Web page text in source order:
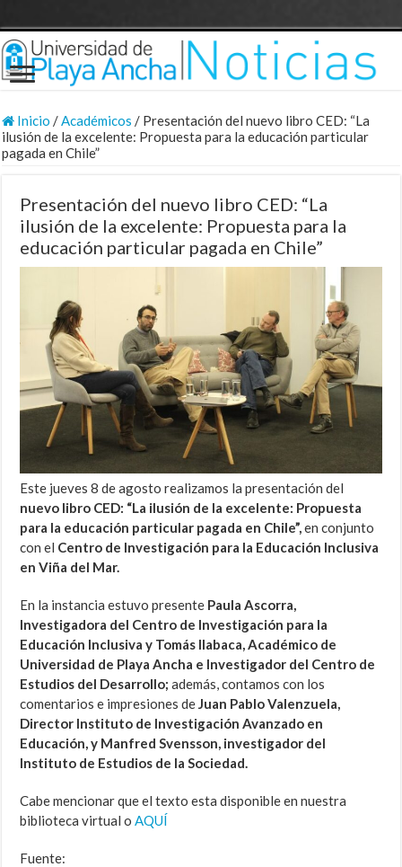
Inicio /Académicos / Presentación del nuevo libro CED: “La
ilusión de la excelente: Propuesta para la educación particular
pagada en Chile”
Presentación del nuevo libro CED: “La
ilusión de la excelente: Propuesta para la
educación particular pagada en Chile”
Este jueves 8 de agosto realizamos la presentación del
nuevo libro CED: “La ilusión de la excelente: Propuesta
para la educación particular pagada en Chile”,en conjunto
con el Centro de Investigación para la Educación Inclusiva
en Viña del Mar.
En la instancia estuvo presente Paula Ascorra,
Investigadora del Centro de Investigación para la
Educación Inclusiva y Tomás Ilabaca, Académico de
Universidad de Playa Ancha e Investigador del Centro de
Estudios del Desarrollo; además, contamos con los
comentarios e impresiones deJuan Pablo Valenzuela,
Director Instituto de Investigación Avanzado en
Educación, y Manfred Svensson, investigador del
Instituto de Estudios de la Sociedad.
Cabe mencionar que el texto esta disponible en nuestra
biblioteca virtual oAQUÍ
Fuente: